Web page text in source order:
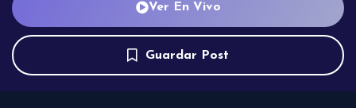
Ver En Vivo
Guardar Post